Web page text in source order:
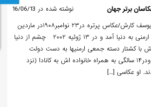
برتر جهان
از عکاسان برتر جهان یوسف کارش/عکاس پرتره در۲۳ نوامبر۱۹۰۸در ماردین
ترکیه از پدر و مادری ارمنی به دنیا آمد و در ۱۳ ژوئیه ۲۰۰۲ چشم از دنیا
با کشتار دسته جمعی ارمنیها به دست دولت
عثمانی مصادف شد. ودر۱۴ سالگی به همراه خانواده اش به کانادا (نزد
او عکاسی […]
نوشته شده در 16/06/13